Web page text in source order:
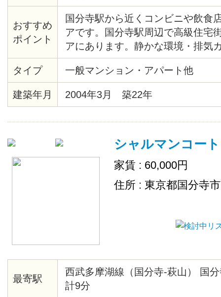
おすすめ
ポイント
国分寺駅から近くコンビニや飲食
アです。国分寺駅周辺で高級住宅
アにあります。静かな環境・排気
じない静かなマンションです。オ
ュリティも安心。
タイプ 一般マンション・アパート他
建築年月 2004年3月 築22年
シャルマンコート
家賃 : 60,000円
住所 : 東京都国分寺
最寄駅
西武多摩湖線（国分寺-萩山） 国
計9分